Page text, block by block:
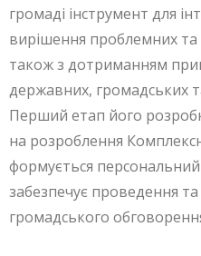
громаді інструмент для
вирішення проблемних
також з дотриманням
державних, громадських
Перший етап його
на розроблення
формується
забезпечує проведення
громадського